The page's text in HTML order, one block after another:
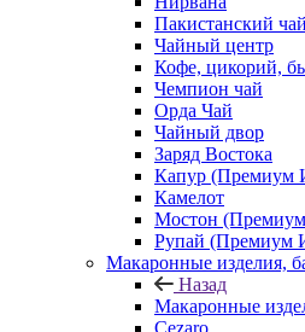
Пакистанский чай
Чайный центр
Кофе, цикорий,
Чемпион чай
Орда Чай
Чайный двор
Заряд Востока
Капур (Премиум
Камелот
Мостон
Рупай (Премиум
Макаронные изделия,
Назад
Макаронные
Cezaro